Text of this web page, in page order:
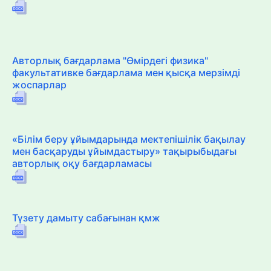
Авторлық бағдарлама "Өмірдегі физика"
факультативке бағдарлама мен қысқа мерзімді
жоспарлар
«Білім беру ұйымдарында мектепішілік бақылау
мен басқаруды ұйымдастыру» тақырыбыдағы
авторлық оқу бағдарламасы
Түзету дамыту сабағынан қмж